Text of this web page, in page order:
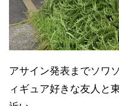
アサイン発表までソワ
ィギュア好きな友人と